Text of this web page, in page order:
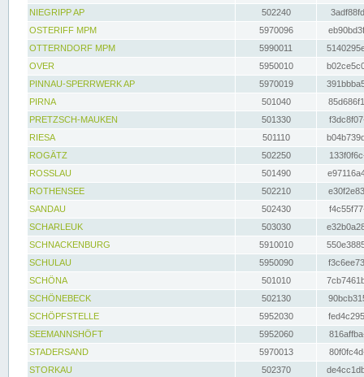
NIEGRIPP AP
502240
OSTERIFF MPM
5970096
OTTERNDORF MPM
5990011
OVER
5950010
PINNAU-SPERRWERK AP
5970019
PIRNA
501040
PRETZSCH-MAUKEN
501330
RIESA
501110
ROGÄTZ
502250
ROSSLAU
501490
ROTHENSEE
502210
SANDAU
502430
SCHARLEUK
503030
SCHNACKENBURG
5910010
SCHULAU
5950090
SCHÖNA
501010
SCHÖNEBECK
502130
SCHÖPFSTELLE
5952030
SEEMANNSHÖFT
5952060
STADERSAND
5970013
STORKAU
502370